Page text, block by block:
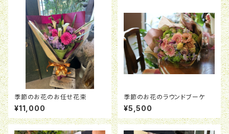
季節のお花のお任せ花束
¥11,000
季節のお花のラウンドブーケ
¥5,500